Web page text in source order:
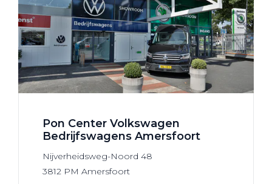
Pon Center Volkswagen
Bedrijfswagens Amersfoort
Nijverheidsweg-Noord 48
3812 PM Amersfoort